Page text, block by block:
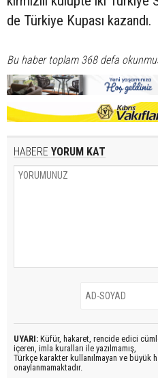
de Türkiye Kupası kazandı.
Bu haber toplam 368 defa
HABERE YORUM KAT
UYARI: Küfür, hakaret, rencide edici
içeren, imla kuralları ile yazılmamış,
Türkçe karakter kullanılmayan ve büyük
onaylanmamaktadır.